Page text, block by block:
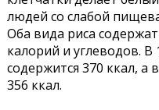
людей со слабой
Оба вида риса
калорий и углеводов. В
содержится 370 ккал, а
356 ккал.